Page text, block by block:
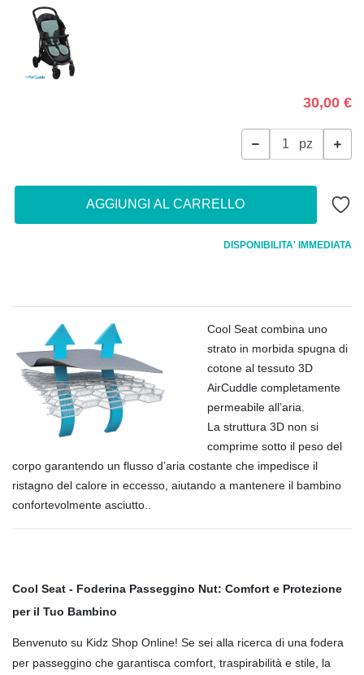
30,00 €
pz
AGGIUNGI AL CARRELLO
DISPONIBILITA' IMMEDIATA
Cool Seat combina uno
strato in morbida spugna di
cotone al tessuto 3D
AirCuddle completamente
permeabile all’aria.
La struttura 3D non si
comprime sotto il peso del
corpo garantendo un flusso d’aria costante che impedisce il
ristagno del calore in eccesso, aiutando a mantenere il bambino
confortevolmente asciutto..
Cool Seat - Foderina Passeggino Nut: Comfort e Protezione
per il Tuo Bambino
Benvenuto su Kidz Shop Online! Se sei alla ricerca di una fodera
per passeggino che garantisca comfort, traspirabilità e stile, la